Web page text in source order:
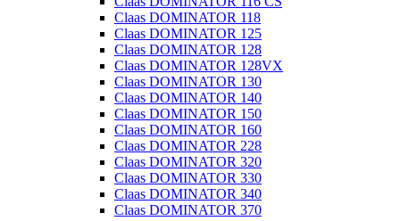
Claas DOMINATOR 118
Claas DOMINATOR 125
Claas DOMINATOR 128
Claas DOMINATOR 128VX
Claas DOMINATOR 130
Claas DOMINATOR 140
Claas DOMINATOR 150
Claas DOMINATOR 160
Claas DOMINATOR 228
Claas DOMINATOR 320
Claas DOMINATOR 330
Claas DOMINATOR 340
Claas DOMINATOR 370